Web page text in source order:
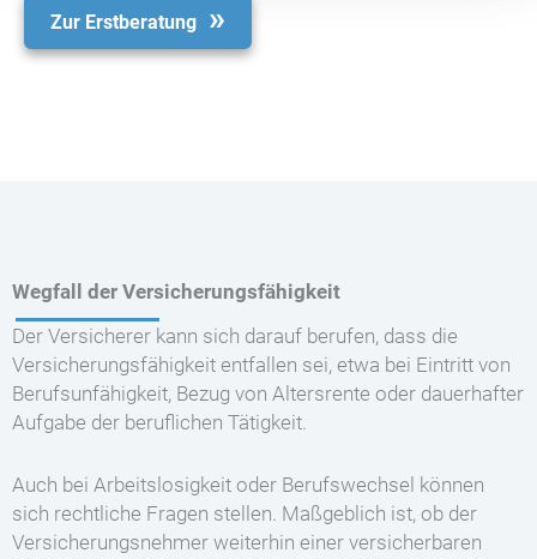
Zur Erstberatung
Wegfall der Versicherungsfähigkeit
Der Versicherer kann sich darauf berufen, dass die
Versicherungsfähigkeit entfallen sei, etwa bei Eintritt von
Berufsunfähigkeit, Bezug von Altersrente oder dauerhafter
Aufgabe der beruflichen Tätigkeit.
Auch bei Arbeitslosigkeit oder Berufswechsel können
sich rechtliche Fragen stellen. Maßgeblich ist, ob der
Versicherungsnehmer weiterhin einer versicherbaren